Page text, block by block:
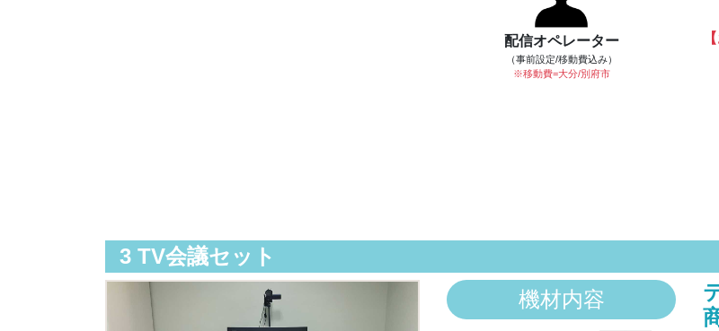
配信オペレーター
（事前設定/移動費込み）
※移動費=大分/別府市
3 TV会議セット
機材内容